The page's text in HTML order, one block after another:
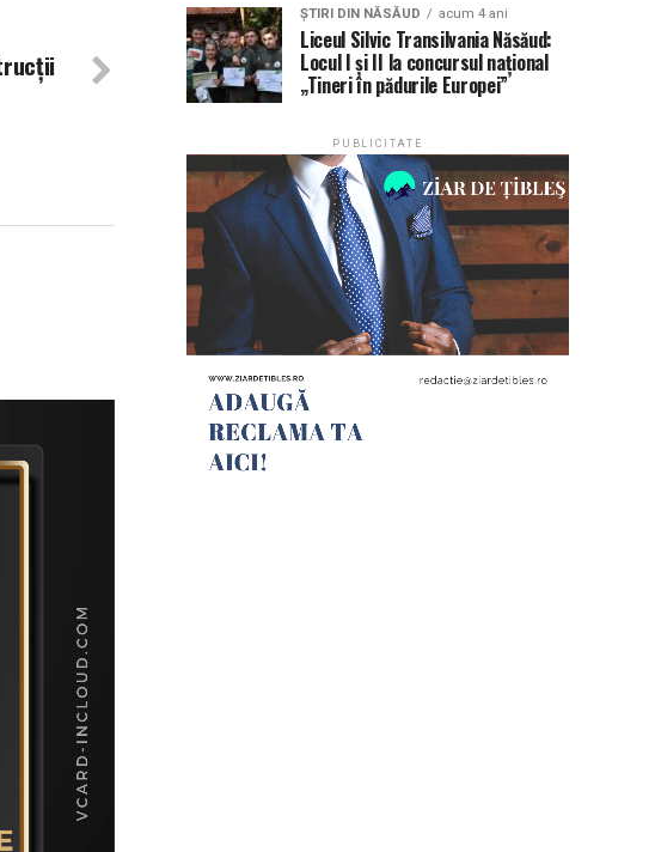
ȘTIRI DIN NĂSĂUD acum 4 ani
Liceul Silvic Transilvania Năsăud:
Locul I și II la concursul național
„Tineri în pădurile Europei”
PUBLICITATE